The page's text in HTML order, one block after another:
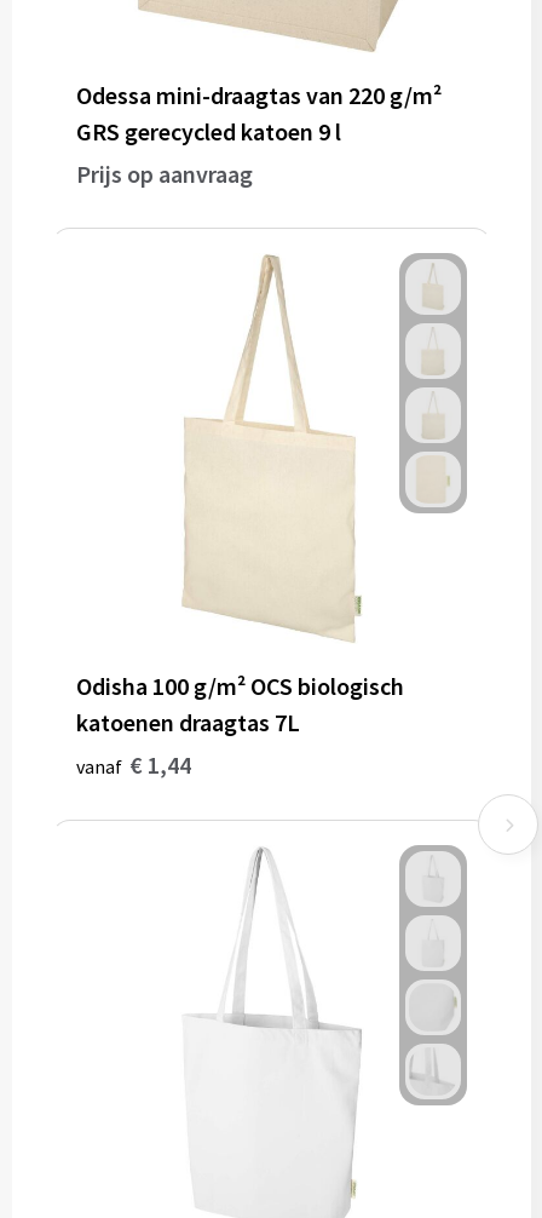
Odessa mini-draagtas van 220 g/m²
GRS gerecycled katoen 9 l
Prijs op aanvraag
Odisha 100 g/m² OCS biologisch
katoenen draagtas 7L
vanaf € 1,44